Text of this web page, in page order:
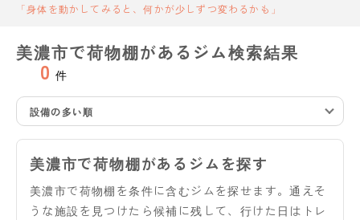
「身体を動かしてみると、何かが少しずつ変わるかも」
美濃市で荷物棚があるジム検索結果
0 件
設備の多い順
美濃市で荷物棚があるジムを探す
美濃市で荷物棚を条件に含むジムを探せます。通えそ
うな施設を見つけたら候補に残して、行けた日はトレ